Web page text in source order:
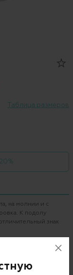
Таблица размеров
на молнии и с
К подолу
знак